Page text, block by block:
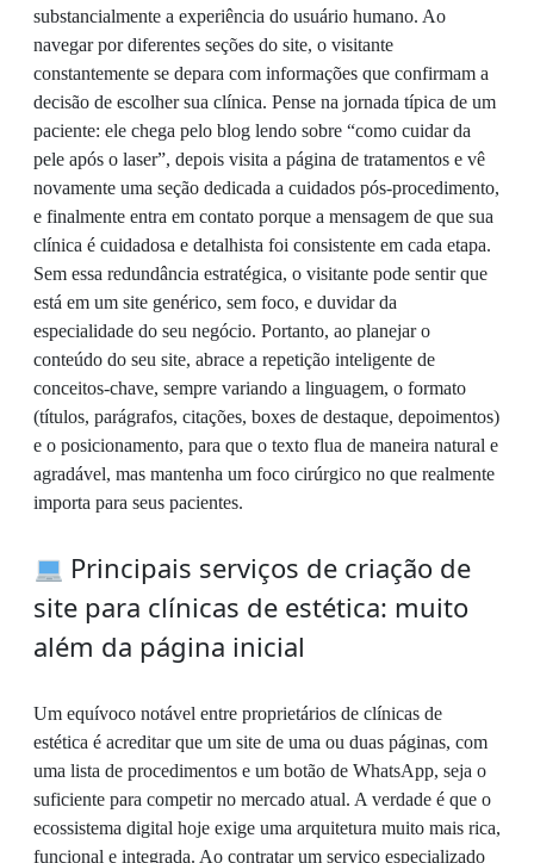
substancialmente a experiência do usuário humano. Ao
navegar por diferentes seções do site, o visitante
constantemente se depara com informações que confirmam a
decisão de escolher sua clínica. Pense na jornada típica de um
paciente: ele chega pelo blog lendo sobre “como cuidar da
pele após o laser”, depois visita a página de tratamentos e vê
novamente uma seção dedicada a cuidados pós-procedimento,
e finalmente entra em contato porque a mensagem de que sua
clínica é cuidadosa e detalhista foi consistente em cada etapa.
Sem essa redundância estratégica, o visitante pode sentir que
está em um site genérico, sem foco, e duvidar da
especialidade do seu negócio. Portanto, ao planejar o
conteúdo do seu site, abrace a repetição inteligente de
conceitos-chave, sempre variando a linguagem, o formato
(títulos, parágrafos, citações, boxes de destaque, depoimentos)
e o posicionamento, para que o texto flua de maneira natural e
agradável, mas mantenha um foco cirúrgico no que realmente
importa para seus pacientes.
Principais serviços de criação de
site para clínicas de estética: muito
além da página inicial
Um equívoco notável entre proprietários de clínicas de
estética é acreditar que um site de uma ou duas páginas, com
uma lista de procedimentos e um botão de WhatsApp, seja o
suficiente para competir no mercado atual. A verdade é que o
ecossistema digital hoje exige uma arquitetura muito mais rica,
funcional e integrada. Ao contratar um serviço especializado